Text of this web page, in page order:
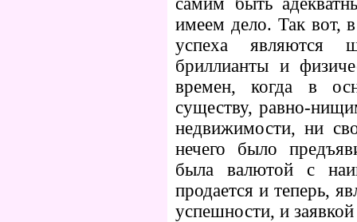
имеем дело. Так вот,
успеха являются
бриллианты и
времен, когда в
существу, равно-
недвижимости, ни
нечего было
была валютой с
продается и теперь,
успешности, и